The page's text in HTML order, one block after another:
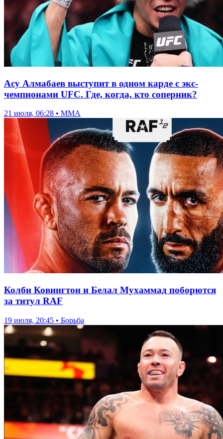
Асу Алмабаев выступит в одном карде с экс-
чемпионами UFC. Где, когда, кто соперник?
21 июля, 06:28 • ММА
Колби Ковингтон и Белал Мухаммад поборются
за титул RAF
19 июля, 20:45 • Борьба